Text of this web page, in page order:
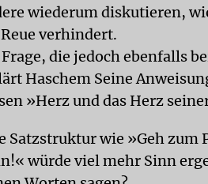
wiederum diskutieren,
verhindert.
die jedoch ebenfalls
Haschem Seine
»Herz und das Herz
Satzstruktur wie »Geh zum
würde viel mehr Sinn